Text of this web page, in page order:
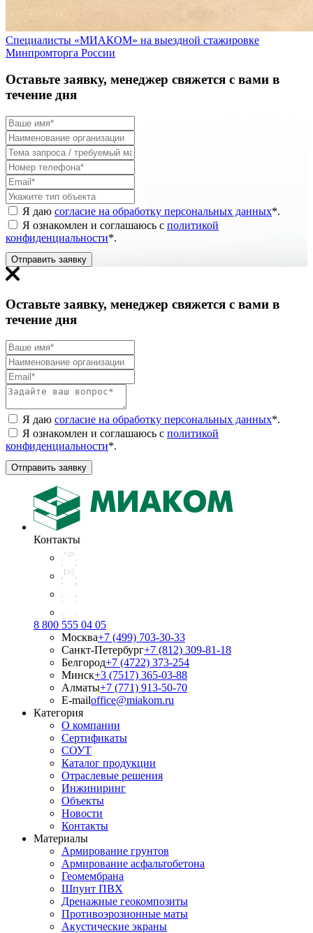
Специалисты «МИАКОМ» на выездной стажировке
Минпромторга России
Оставьте заявку, менеджер свяжется с вами в
течение дня
Я даю согласие на обработку персональных данных*.
Я ознакомлен и соглашаюсь с политикой
конфиденциальности*.
Отправить заявку
Оставьте заявку, менеджер свяжется с вами в
течение дня
Я даю согласие на обработку персональных данных*.
Я ознакомлен и соглашаюсь с политикой
конфиденциальности*.
Отправить заявку
Контакты
8 800 555 04 05
Москва+7 (499) 703-30-33
Санкт-Петербург+7 (812) 309-81-18
Белгород+7 (4722) 373-254
Минск+3 (7517) 365-03-88
Алматы+7 (771) 913-50-70
E-mailoffice@miakom.ru
Категория
О компании
Сертификаты
СОУТ
Каталог продукции
Отраслевые решения
Инжиниринг
Объекты
Новости
Контакты
Материалы
Армирование грунтов
Армирование асфальтобетона
Геомембрана
Шпунт ПВХ
Дренажные геокомпозиты
Противоэрозионные маты
Акустические экраны